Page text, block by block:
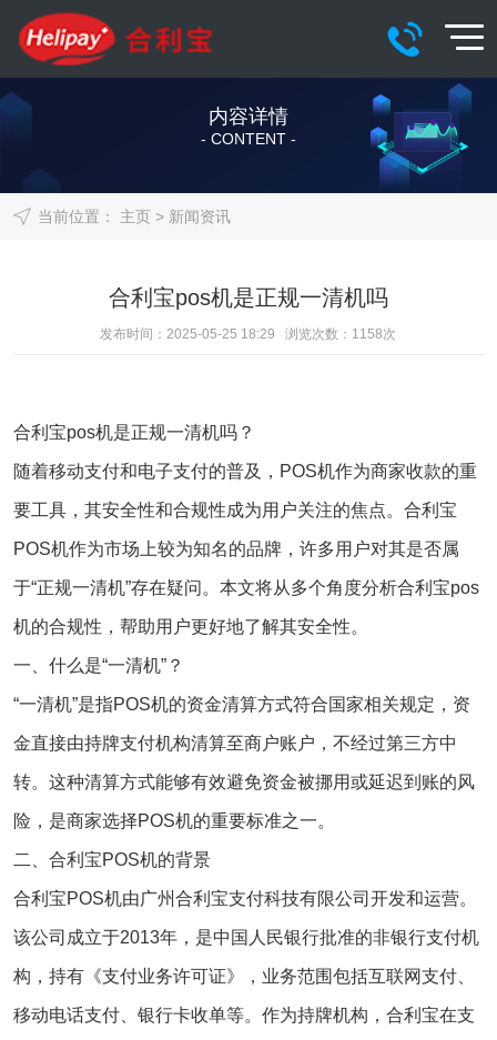
内容详情
- CONTENT -
当前位置： 主页> 新闻资讯
合利宝pos机是正规一清机吗
发布时间：2025-05-25 18:29 浏览次数： 1158次
合利宝pos机是正规一清机吗？
随着移动支付和电子支付的普及，POS机作为商家收款的重
要工具，其安全性和合规性成为用户关注的焦点。 合利宝
POS机作为市场上较为知名的品牌，许多用户对其是否属
于“正规一清机”存在疑问。本文将从多个角度分析合利宝pos
机的合规性，帮助用户更好地了解其安全性。
一、什么是“一清机”？
“一清机”是指POS机的资金清算方式符合国家相关规定，资
金直接由持牌支付机构清算至商户账户，不经过第三方中
转。这种清算方式能够有效避免资金被挪用或延迟到账的风
险，是商家选择POS机的重要标准之一。
二、合利宝POS机的背景
合利宝POS机由广州合利宝支付科技有限公司开发和运营。
该公司成立于2013年，是中国人民银行批准的非银行支付机
构，持有《支付业务许可证》，业务范围包括互联网支付、
移动电话支付、银行卡收单等。作为持牌机构，合利宝在支